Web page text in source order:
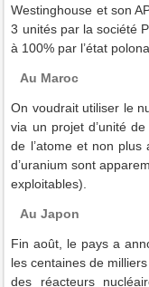
Westinghouse et son
3 unités par la société
à 100% par l’état
Au Maroc
On voudrait utiliser le
via un projet d’unité
de l’atome et non
d’uranium sont
exploitables).
Au Japon
Fin août, le pays a
les centaines de
des réacteurs